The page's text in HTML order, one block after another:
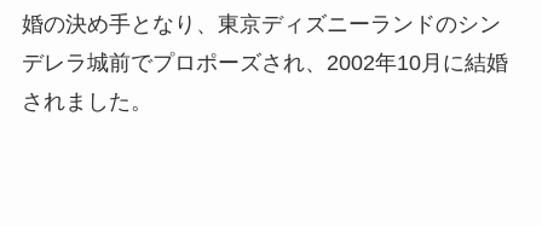
婚の決め手となり、東京ディズニーランドのシン
デレラ城前でプロポーズされ、2002年10月に結婚
されました。